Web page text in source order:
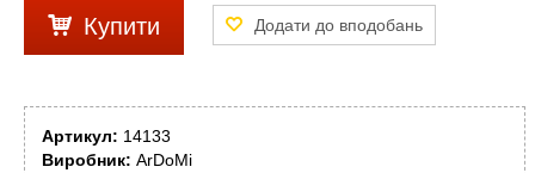
Купити
Артикул: 14133
Виробник: ArDoMi